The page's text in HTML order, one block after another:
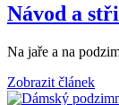
Návod a
Na jaře a na
Zobrazit článek